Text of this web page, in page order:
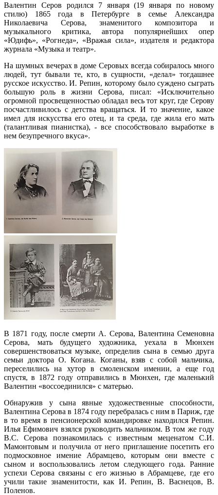
Валентин Серов родился 7 января (19 января по новому
стилю) 1865 года в Петербурге в семье Александра
Николаевича Серова, знаменитого композитора и
музыкального критика, автора популярнейших опер
«Юдифь», «Рогнеда», «Вражья сила», издателя и редактора
журнала «Музыка и театр».
На шумных вечерах в доме Серовых всегда собиралось много
людей, тут бывали те, кто, в сущности, «делал» тогдашнее
русское искусство. И. Репин, которому было суждено сыграть
большую роль в жизни Серова, писал: «Исключительно
огромной просвещенностью обладал весь тот круг, где Серову
посчастливилось с детства вращаться. И то значение, какое
имел для искусства его отец, и та среда, где жила его мать
(талантливая пианистка), - все способствовало выработке в
нем безупречного вкуса».
В 1871 году, после смерти А. Серова, Валентина Семеновна
Серова, мать будущего художника, уехала в Мюнхен
совершенствоваться музыке, определив сына в семью друга
семьи доктора О. Когана. Коганы, взяв с собой мальчика,
переселились на хутор в смоленском имении, а еще год
спустя, в 1872 году отправились в Мюнхен, где маленький
Валентин «воссоединился» с матерью.
Обнаружив у сына явные художественные способности,
Валентина Серова в 1874 году перебралась с ним в Париж, где
в то время в пенсионерской командировке находился Репин.
Илья Ефимович взялся руководить мальчиком. В том же году
В.С. Серова познакомилась с известным меценатом С.И.
Мамонтовым и получила от него приглашение посетить его
подмосковное имение Абрамцево, которым они вместе с
сыном и воспользовались летом следующего года. Ранние
успехи Серова связаны с его жизнью в Абрамцеве, где его
учили такие знаменитости, как И. Репин, В. Васнецов, В.
Поленов.